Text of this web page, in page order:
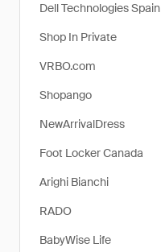
Dell Technologies Spain
Shop In Private
VRBO.com
Shopango
NewArrivalDress
Foot Locker Canada
Arighi Bianchi
RADO
BabyWise Life